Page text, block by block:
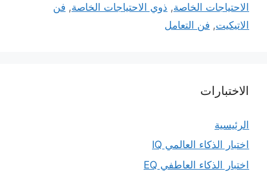
الاحتياجات الخاصة, ذوي الاحتياجات الخاصة, فن
الاتيكيت, فن التعامل
الاختبارات
الرئيسية
اختبار الذكاء العالمي IQ
اختبار الذكاء العاطفي EQ